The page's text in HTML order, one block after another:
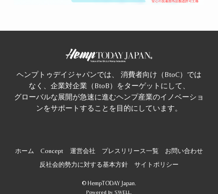
ヘンプトゥデイジャパンでは、 消費者向け（BtoC）では
なく、企業対企業（BtoB）をターゲットにして、
グローバルな展開が急速に進むヘンプ産業のイノベーショ
ンをサポートすることを目的にしています。
ホーム Concept 運営会社 プレスリリース一覧
お問い合わせ
反社会的勢力に対する基本方針
サイトポリシー
© HempTODAY Japan.
Powered by SWELL.